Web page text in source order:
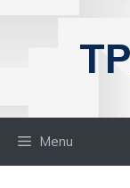
Menu